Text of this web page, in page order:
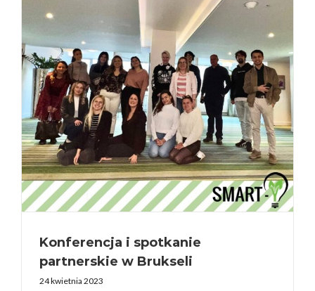
Konferencja i spotkanie
partnerskie w Brukseli
24 kwietnia 2023